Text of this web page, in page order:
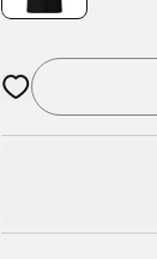
Åbner en Modal